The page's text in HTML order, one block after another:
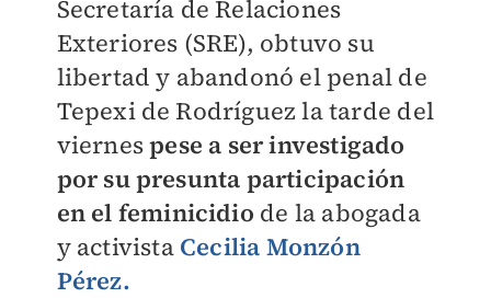
Secretaría de Relaciones
Exteriores (SRE), obtuvo su
libertad y abandonó el penal de
Tepexi de Rodríguez la tarde del
viernespese a ser investigado
por su presunta participación
en el feminicidio de la abogada
y activista Cecilia Monzón
Pérez.